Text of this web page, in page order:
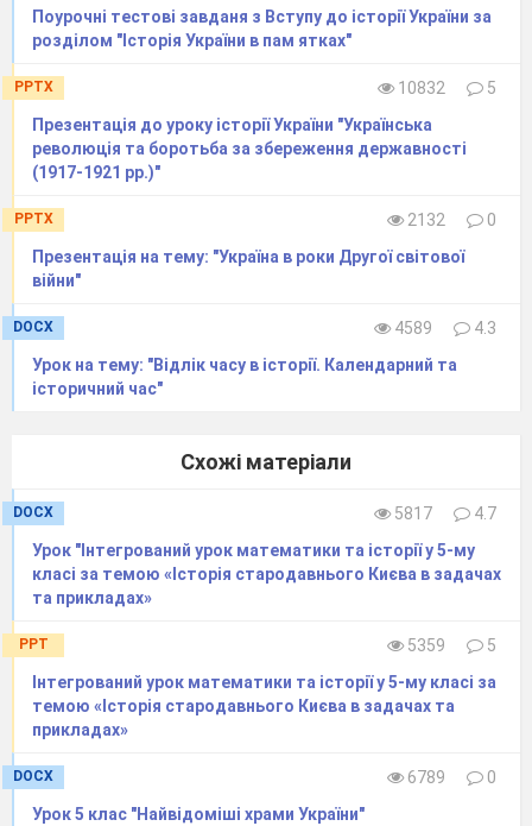
а) 1648 р., б) 1240 р., в) 1556р..
10. Перша Запорозька Січ утворена на острові:
а) Хортиця, б) Базавлук, в) Чортомлик.
11. У « Пісні про Байду» йдеться про
а) І. Мазепу, б) Д. Вишневецького, в) Самійла
Кішку.
Поурочні тестові завданя з Вступу до історії України за
розділом "Історія України в пам ятках"
PPTX 10832
5
Презентація до уроку історії України "Українська
революція та боротьба за збереження державності
(1917-1921 рр.)"
PPTX 2132
0
Презентація на тему: "Україна в роки Другої світової
війни"
DOCX 4589
4.3
Урок на тему: "Відлік часу в історії. Календарний та
історичний час"
Схожі матеріали
DOCX 5817
4.7
Урок "Інтегрований урок математики та історії у 5-му
класі за темою «Історія стародавнього Києва в задачах
та прикладах»
PPT 5359
5
Інтегрований урок математики та історії у 5-му класі за
темою «Історія стародавнього Києва в задачах та
прикладах»
DOCX 6789
0
Урок 5 клас "Найвідоміші храми України"